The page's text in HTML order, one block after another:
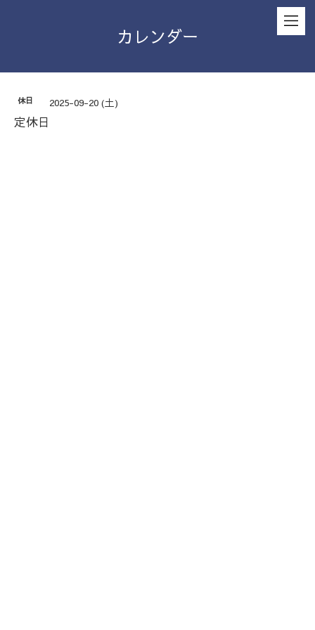
カレンダー
休日 2025-09-20 (土)
定休日